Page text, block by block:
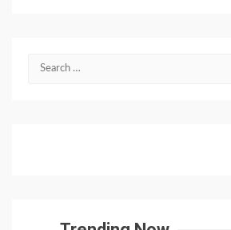
Search